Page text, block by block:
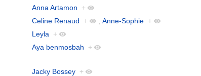
Anna Artamon
+
Celine Renaud + Anne-Sophie +
Leyla
+
Aya benmosbah +
Jacky Bossey +